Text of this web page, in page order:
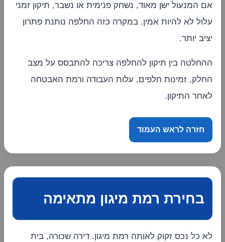
אם המנעול ישן מאוד, נשחק פנימית או נשבר, תיקון זמני
עלול לא להיות אמין. במקרה כזה החלפה נותנת פתרון
יציב יותר.
ההחלטה בין תיקון להחלפה צריכה להתבסס על מצב
החלק, זמינות חלפים, עלות העבודה ורמת האבטחה
לאחר התיקון.
חזרה לראש העמוד
בחירת רמת מיגון מתאימה
לא כל נכס זקוק לאותה רמת מיגון. דירה שכורה, בית